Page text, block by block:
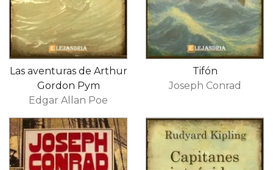
Las aventuras de Arthur
Gordon Pym
Edgar Allan Poe
Tifón
Joseph Conrad